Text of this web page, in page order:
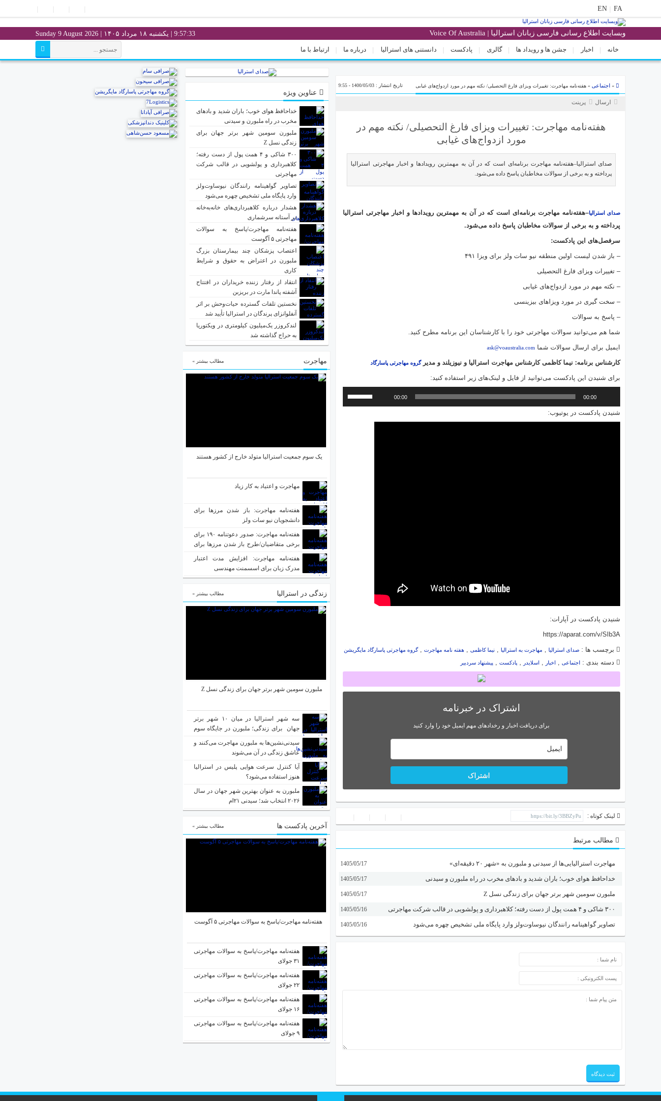
FA
EN
وبسایت اطلاع رسانی فارسی زبانان استرالیا | Voice Of Australia 9:57:34 | یکشنبه ۱۸ مرداد ۱۴۰۵ | Sunday 9 August 2026
خانه اخبار جشن ها و رویداد ها گالری پادکست دانستنی های استرالیا درباره ما ارتباط با ما
منوی
» اجتماعی» هفته‌نامه مهاجرت: تغییرات ویزای فارغ التحصیلی/ نکته مهم در مورد ازدواج‌های غیابی تاریخ انتشار : 1400/05/03 - 9:55
ارسال پرینت
هفته‌نامه مهاجرت: تغییرات ویزای فارغ التحصیلی/ نکته مهم در
مورد ازدواج‌های غیابی
صدای استرالیا–هفته‌نامه مهاجرت برنامه‌ای است که در آن به مهمترین رویدادها و اخبار مهاجرتی استرالیا
پرداخته و به برخی از سوالات مخاطبان پاسخ داده می‌شود.
صدای استرالیا–هفته‌نامه مهاجرت برنامه‌ای است که در آن به مهمترین رویدادها و اخبار مهاجرتی استرالیا
پرداخته و به برخی از سوالات مخاطبان پاسخ داده می‌شود.
سرفصل‌های این پادکست:
– باز شدن لیست اولین منطقه نیو سات ولز برای ویزا ۴۹۱
– تغییرات ویزای فارغ التحصیلی
– نکته مهم در مورد ازدواج‌های غیابی
– سخت گیری در مورد ویزاهای بیزینسی
– پاسخ به سوالات
شما هم می‌توانید سوالات مهاجرتی خود را با کارشناسان این برنامه مطرح کنید.
ایمیل برای ارسال سوالات شما ask@voaustralia.com
کارشناس برنامه: نیما کاظمی کارشناس مهاجرت استرالیا و نیوزیلند و مدیرگروه مهاجرتی پاسارگاد
برای شنیدن این پادکست می‌توانید از فایل و لینک‌های زیر استفاده کنید:
صوت
00:00
00:00
افزایش
شنیدن پادکست در یوتیوب:
شنیدن پادکست در آپارات:
https://aparat.com/v/SIb3A
برچسب ها : صدای استرالیا , مهاجرت به استرالیا , نیما کاظمی , هفته نامه مهاجرت ,گروه مهاجرتی پاسارگاد مایگریشن
دسته بندی : اجتماعی , اخبار , اسلایدر , پادکست , پیشنهاد سردبیر
اشتراک در خبرنامه
برای دریافت اخبار و رخدادهای مهم ایمیل خود را وارد کنید
اشتراک
لینک کوتاه :
مطالب مرتبط
مهاجرت استرالیایی‌ها از سیدنی و ملبورن به «شهر ۲۰ دقیقه‌ای» 1405/05/17
خداحافظ هوای خوب؛ باران شدید و بادهای مخرب در راه ملبورن و سیدنی 1405/05/17
ملبورن سومین شهر برتر جهان برای زندگی نسل Z 1405/05/17
۳۰۰ شاکی و ۴ همت پول از دست رفته؛ کلاهبرداری و پولشویی در قالب شرکت مهاجرتی 1405/05/16
تصاویر گواهینامه رانندگان نیوساوت‌ولز وارد پایگاه ملی تشخیص چهره می‌شود 1405/05/16
ارسال دیدگاه
عناوین ویژه
خداحافظ هوای خوب؛ باران شدید و بادهای
مخرب در راه ملبورن و سیدنی
ملبورن سومین شهر برتر جهان برای
زندگی نسل Z
۳۰۰ شاکی و ۴ همت پول از دست رفته؛
کلاهبرداری و پولشویی در قالب شرکت
مهاجرتی
تصاویر گواهینامه رانندگان نیوساوت‌ولز
وارد پایگاه ملی تشخیص چهره می‌شود
هشدار درباره کلاهبرداری‌های خانه‌به‌خانه
در آستانه سرشماری
هفته‌نامه مهاجرت/پاسخ به سوالات
مهاجرتی ۵ آگوست
اعتصاب پزشکان چند بیمارستان بزرگ
ملبورن در اعتراض به حقوق و شرایط
کاری
انتقاد از رفتار زننده خریداران در افتتاح
آشفته پاندا مارت در بریزبن
نخستین تلفات گسترده حیات‌وحش بر اثر
آنفلوانزای پرندگان در استرالیا تأیید شد
لندکروزر یک‌میلیون کیلومتری در ویکتوریا
به حراج گذاشته شد
مهاجرت مطالب بیشتر »
یک سوم جمعیت استرالیا متولد خارج از کشور هستند
مهاجرت و اعتیاد به کار زیاد
هفته‌نامه مهاجرت: باز شدن مرزها برای
دانشجویان نیو سات ولز
هفته‌نامه مهاجرت: صدور دعوتنامه ۱۹۰ برای
برخی متقاضیان/طرح باز شدن مرزها برای
هفته‌نامه مهاجرت: افزایش مدت اعتبار
مدرک زبان برای اسسمنت مهندسی
زندگی در استرالیا مطالب بیشتر »
ملبورن سومین شهر برتر جهان برای زندگی نسل Z
سه شهر استرالیا در میان ۱۰ شهر برتر
جهان برای زندگی؛ ملبورن در جایگاه سوم
سیدنی‌نشین‌ها به ملبورن مهاجرت می‌کنند و
عاشق زندگی در آن می‌شوند
آیا کنترل سرعت هوایی پلیس در استرالیا
هنوز استفاده می‌شود؟
ملبورن به عنوان بهترین شهر جهان در سال
۲۰۲۶ انتخاب شد؛ سیدنی ۲۱‌ام
آخرین پادکست ها مطالب بیشتر »
هفته‌نامه مهاجرت/پاسخ به سوالات مهاجرتی ۵ آگوست
هفته‌نامه مهاجرت/پاسخ به سوالات مهاجرتی
۳۱ جولای
هفته‌نامه مهاجرت/پاسخ به سوالات مهاجرتی
۲۲ جولای
هفته‌نامه مهاجرت/پاسخ به سوالات مهاجرتی
۱۶ جولای
هفته‌نامه مهاجرت/پاسخ به سوالات مهاجرتی
۹ جولای